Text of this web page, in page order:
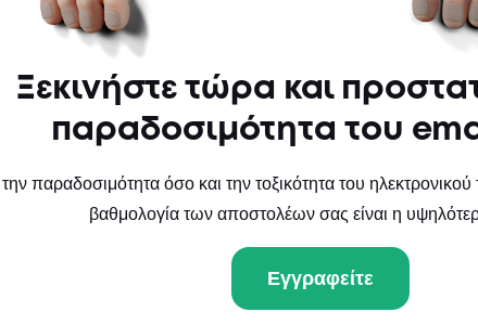
Ξεκινήστε τώρα και
παραδοσιμότητα του
παραδοσιμότητα όσο και την τοξικότητα του ηλεκτρονικού
βαθμολογία των αποστολέων σας είναι η
Εγγραφείτε